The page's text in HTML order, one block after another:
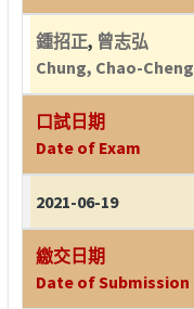
鍾招正, 曾志弘
Chung, Chao-Cheng
口試日期
Date of Exam
2021-06-19
繳交日期
Date of Submission